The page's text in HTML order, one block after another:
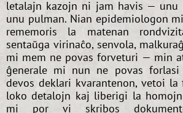
letalajn kazojn ni jam havis — unu
unu pulman. Nian epidemiologon
rememoris la matenan
sentaŭga virinaĉo, senvola,
mi mem ne povas forveturi — min
ĝenerale mi nun ne povas forlasi
devos deklari kvarantenon, vetoi
loko detalojn kaj liberigi la
mi por vi skribos